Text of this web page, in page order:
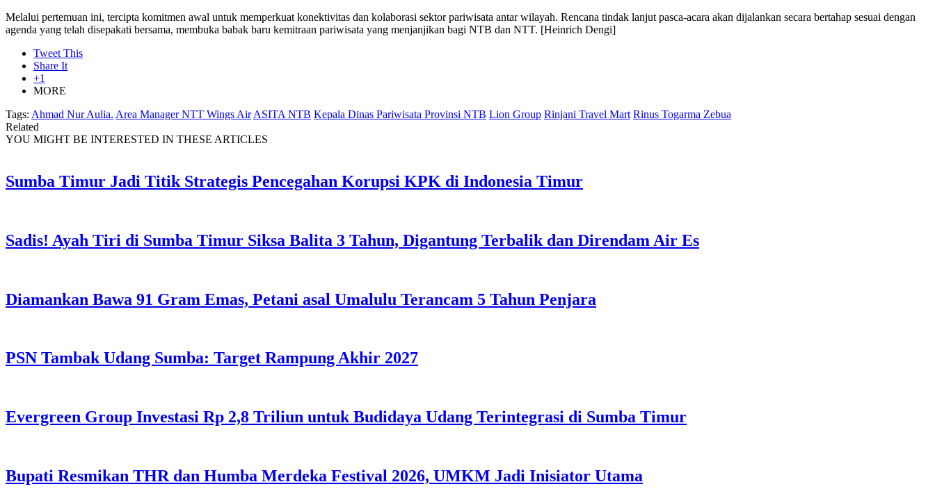
Melalui pertemuan ini, tercipta komitmen awal untuk memperkuat konektivitas dan kolaborasi sektor pariwisata antar wilayah. Rencana tindak lanjut pasca-acara akan dijalankan secara bertahap sesuai dengan
agenda yang telah disepakati bersama, membuka babak baru kemitraan pariwisata yang menjanjikan bagi NTB dan NTT. [Heinrich Dengi]
Tweet This
Share It
+1
MORE
Tags: Ahmad Nur Aulia. Area Manager NTT Wings Air ASITA NTB Kepala Dinas Pariwisata Provinsi NTB Lion Group Rinjani Travel Mart Rinus Togarma Zebua
Related
YOU MIGHT BE INTERESTED IN THESE ARTICLES
Sumba Timur Jadi Titik Strategis Pencegahan Korupsi KPK di Indonesia Timur
Sadis! Ayah Tiri di Sumba Timur Siksa Balita 3 Tahun, Digantung Terbalik dan Direndam Air Es
Diamankan Bawa 91 Gram Emas, Petani asal Umalulu Terancam 5 Tahun Penjara
PSN Tambak Udang Sumba: Target Rampung Akhir 2027
Evergreen Group Investasi Rp 2,8 Triliun untuk Budidaya Udang Terintegrasi di Sumba Timur
Bupati Resmikan THR dan Humba Merdeka Festival 2026, UMKM Jadi Inisiator Utama